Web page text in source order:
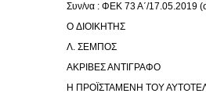
Συν/να : ΦΕΚ 73 Α΄/17.05.2019
O ΔΙΟΙΚΗΤΗΣ
Λ. ΣΕΜΠΟΣ
ΑΚΡΙΒΕΣ ΑΝΤΙΓΡΑΦΟ
Η ΠΡΟΪΣΤΑΜΕΝΗ ΤΟΥ